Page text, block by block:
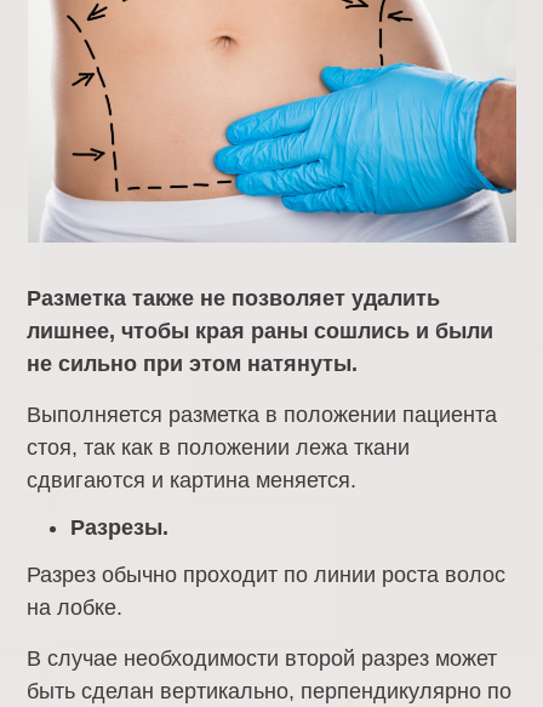
Разметка также не позволяет удалить
лишнее, чтобы края раны сошлись и были
не сильно при этом натянуты.
Выполняется разметка в положении пациента
стоя, так как в положении лежа ткани
сдвигаются и картина меняется.
Разрезы.
Разрез обычно проходит по линии роста волос
на лобке.
В случае необходимости второй разрез может
быть сделан вертикально, перпендикулярно по